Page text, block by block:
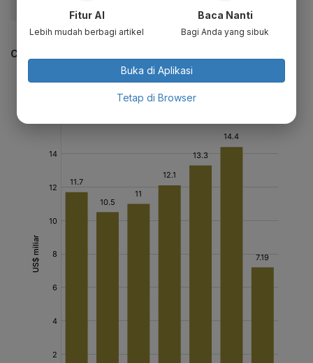
#Update Me
CEK JUGA DATA INI
Fitur AI
Lebih mudah berbagi artikel
Baca Nanti
Bagi Anda yang sibuk
Buka di Aplikasi
Tetap di Browser